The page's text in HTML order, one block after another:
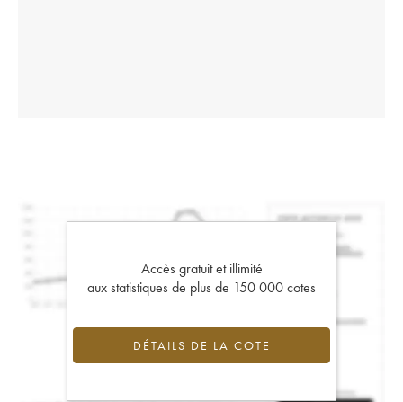
Accès gratuit et illimité
aux statistiques de plus de 150 000 cotes
DÉTAILS DE LA COTE